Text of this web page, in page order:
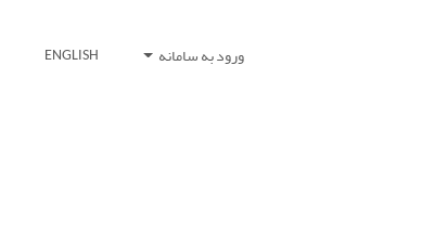
ورود به سامانه ENGLISH